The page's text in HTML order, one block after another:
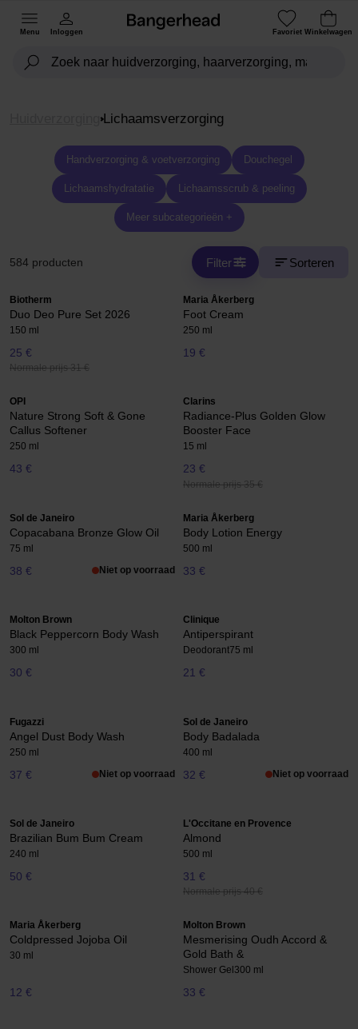
Menu Inloggen Favoriet Winkelwagen
Lichaamsverzorging
Handverzorging & voetverzorging Douchegel
Lichaamshydratatie Lichaamsscrub & peeling
Meer subcategorieën +
584 producten Filter Sorteren
Biotherm
Duo Deo Pure Set 2026
150 ml
25 €
Normale prijs 31 €
Maria Åkerberg
Foot Cream
250 ml
19 €
OPI
Nature Strong Soft & Gone
Callus Softener
250 ml
43 €
Clarins
Radiance-Plus Golden Glow
Booster Face
15 ml
23 €
Normale prijs 35 €
Sol de Janeiro
Copacabana Bronze Glow Oil
75 ml
38 € Niet op voorraad
Maria Åkerberg
Body Lotion Energy
500 ml
33 €
Molton Brown
Black Peppercorn Body Wash
300 ml
30 €
Clinique
Antiperspirant
Deodorant75 ml
21 €
Fugazzi
Angel Dust Body Wash
250 ml
37 € Niet op voorraad
Sol de Janeiro
Body Badalada
400 ml
32 € Niet op voorraad
Sol de Janeiro
Brazilian Bum Bum Cream
240 ml
50 €
L'Occitane en Provence
Almond
500 ml
31 €
Normale prijs 40 €
Maria Åkerberg
Coldpressed Jojoba Oil
30 ml
12 €
Molton Brown
Mesmerising Oudh Accord &
Gold Bath &
Shower Gel 300 ml
33 €